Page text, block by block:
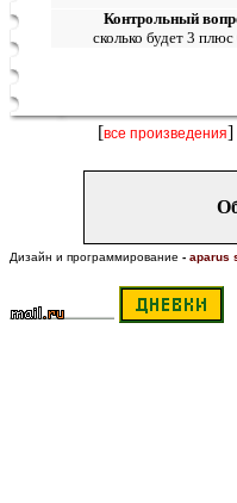
Контрольный
сколько будет 3 плюс
[все произведения]
Дизайн и программирование - aparus